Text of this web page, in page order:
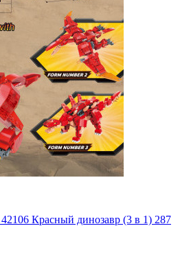
Красный динозавр (3 в 1) 287